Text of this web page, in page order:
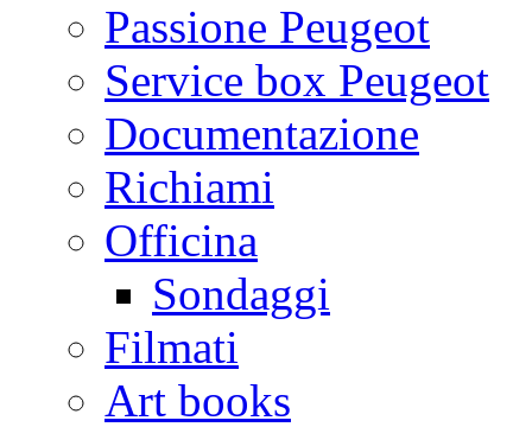
Passione Peugeot
Service box Peugeot
Documentazione
Richiami
Officina
Sondaggi
Filmati
Art books